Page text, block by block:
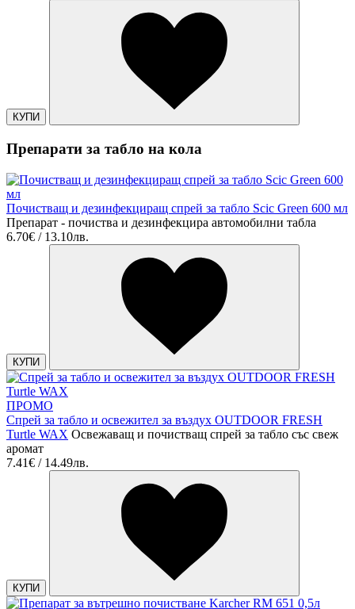
КУПИ
Препарати за табло на кола
Почистващ и дезинфекциращ спрей за табло Scic Green 600 мл
Препарат - почиства и дезинфекцира автомобилни табла
6.70€ / 13.10лв.
КУПИ
ПРОМО
Спрей за табло и освежител за въздух OUTDOOR FRESH
Turtle WAX Освежаващ и почистващ спрей за табло със свеж
аромат
7.41€ / 14.49лв.
КУПИ